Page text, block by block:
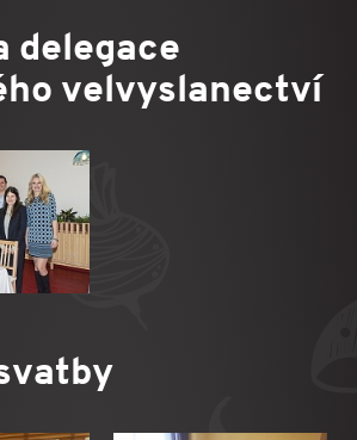
delegace
velvyslanectví